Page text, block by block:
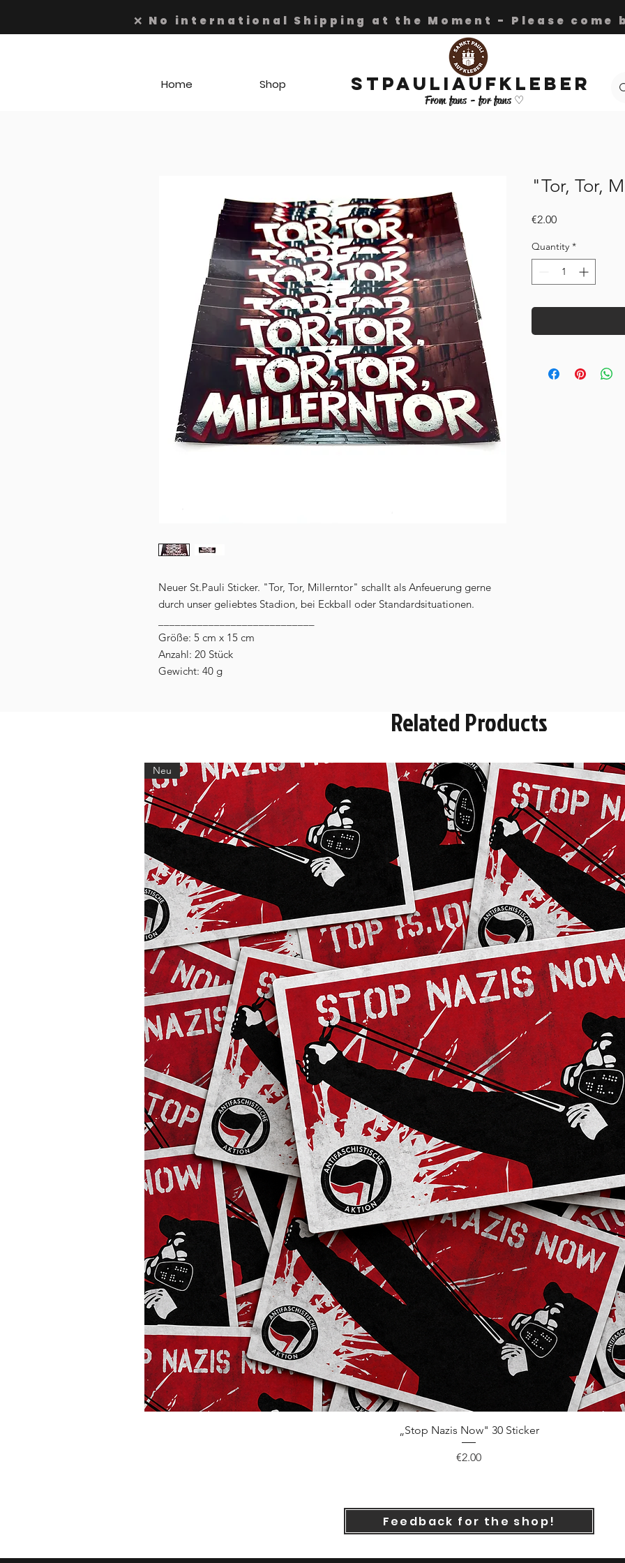
❌ No international Shipping at the Moment - Please
Home Shop Stpauliaufkleber
From fans - for fans ♡
Neuer St.Pauli Sticker. "Tor, Tor, Millerntor" schallt als Anfeuerung gerne
durch unser geliebtes Stadion, bei Eckball oder Standardsituationen.
Größe: 5 cm x 15 cm
Anzahl: 20 Stück
Gewicht: 40 g
"Tor, Tor,
€2.00Price
Quantity *
Related Products
Quick View
Neu
„Stop Nazis Now" 30 Sticker
Price
€2.00
Feedback for the shop!